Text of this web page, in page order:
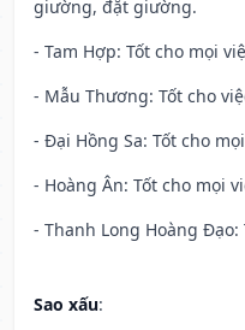
giường, đặt giường.
- Tam Hợp: Tốt cho mọi
- Mẫu Thương: Tốt cho
- Đại Hồng Sa: Tốt cho
- Hoàng Ân: Tốt cho mọi
- Thanh Long Hoàng Đạo:
Sao xấu: